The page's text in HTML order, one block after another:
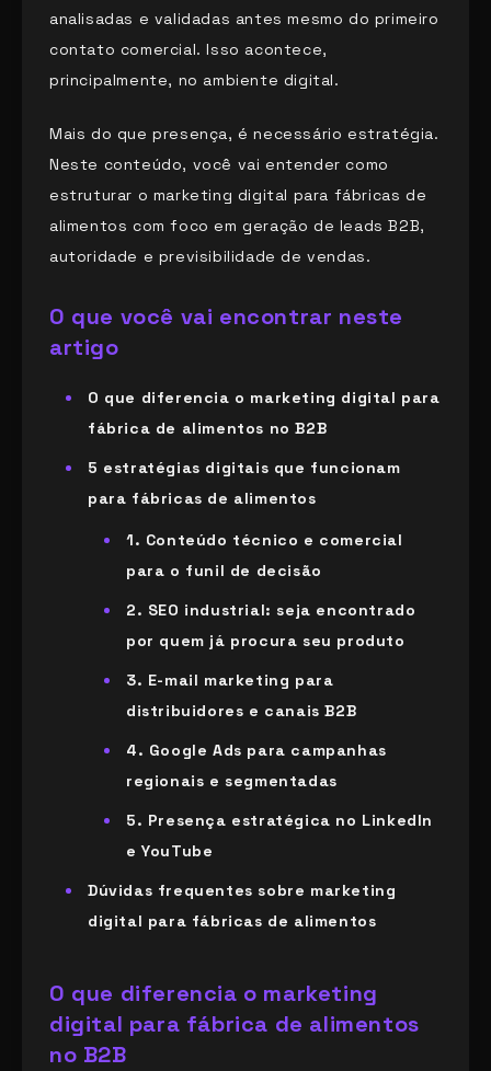
analisadas e validadas antes mesmo do primeiro
contato comercial. Isso acontece,
principalmente, no ambiente digital.
Mais do que presença, é necessário estratégia.
Neste conteúdo, você vai entender como
estruturar o marketing digital para fábricas de
alimentos com foco em geração de leads B2B,
autoridade e previsibilidade de vendas.
O que você vai encontrar neste
artigo
O que diferencia o marketing digital para
fábrica de alimentos no B2B
5 estratégias digitais que funcionam
para fábricas de alimentos
1. Conteúdo técnico e comercial
para o funil de decisão
2. SEO industrial: seja encontrado
por quem já procura seu produto
3. E-mail marketing para
distribuidores e canais B2B
4. Google Ads para campanhas
regionais e segmentadas
5. Presença estratégica no LinkedIn
e YouTube
Dúvidas frequentes sobre marketing
digital para fábricas de alimentos
O que diferencia o marketing
digital para fábrica de alimentos
no B2B